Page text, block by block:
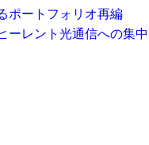
ポートフォリオ再編
ーレント光通信への集中